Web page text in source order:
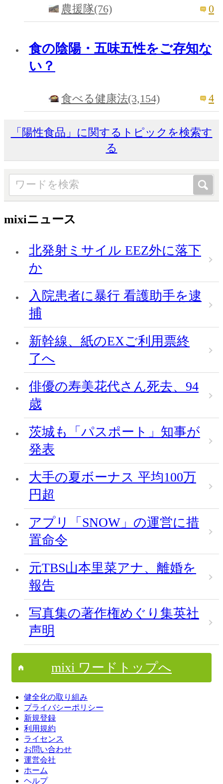
農援隊(76) 0
食の陰陽・五味五性をご存知な
い？
食べる健康法(3,154) 4
「陽性食品」に関するトピックを検索す
る
mixiニュース
北発射ミサイル EEZ外に落下
か
入院患者に暴行 看護助手を逮
捕
新幹線、紙のEXご利用票終
了へ
俳優の寿美花代さん死去、94
歳
茨城も「パスポート」知事が
発表
大手の夏ボーナス 平均100万
円超
アプリ「SNOW」の運営に措
置命令
元TBS山本里菜アナ、離婚を
報告
写真集の著作権めぐり集英社
声明
mixi ワードトップへ
健全化の取り組み
プライバシーポリシー
新規登録
利用規約
ライセンス
お問い合わせ
運営会社
ホーム
ヘルプ